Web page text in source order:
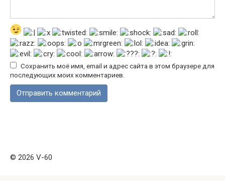
Сохранить моё имя, email и адрес сайта в этом браузере для
последующих моих комментариев.
© 2026 V-60